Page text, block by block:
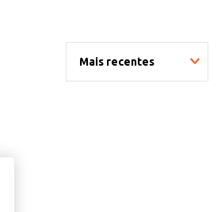
Mais recentes